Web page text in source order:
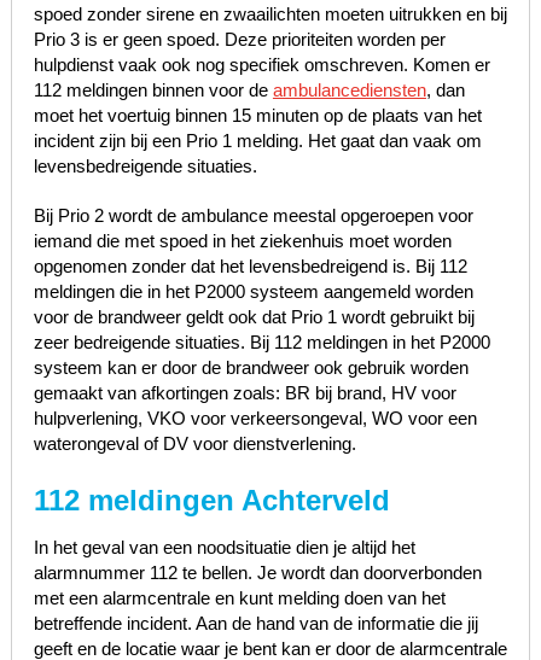
spoed zonder sirene en zwaailichten moeten uitrukken en bij
Prio 3 is er geen spoed. Deze prioriteiten worden per
hulpdienst vaak ook nog specifiek omschreven. Komen er
112 meldingen binnen voor de ambulancediensten, dan
moet het voertuig binnen 15 minuten op de plaats van het
incident zijn bij een Prio 1 melding. Het gaat dan vaak om
levensbedreigende situaties.
Bij Prio 2 wordt de ambulance meestal opgeroepen voor
iemand die met spoed in het ziekenhuis moet worden
opgenomen zonder dat het levensbedreigend is. Bij 112
meldingen die in het P2000 systeem aangemeld worden
voor de brandweer geldt ook dat Prio 1 wordt gebruikt bij
zeer bedreigende situaties. Bij 112 meldingen in het P2000
systeem kan er door de brandweer ook gebruik worden
gemaakt van afkortingen zoals: BR bij brand, HV voor
hulpverlening, VKO voor verkeersongeval, WO voor een
waterongeval of DV voor dienstverlening.
112 meldingen Achterveld
In het geval van een noodsituatie dien je altijd het
alarmnummer 112 te bellen. Je wordt dan doorverbonden
met een alarmcentrale en kunt melding doen van het
betreffende incident. Aan de hand van de informatie die jij
geeft en de locatie waar je bent kan er door de alarmcentrale